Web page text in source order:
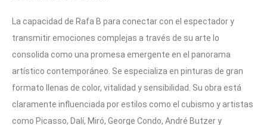
La capacidad de Rafa B para conectar con el espectador y
transmitir emociones complejas a través de su arte lo
consolida como una promesa emergente en el panorama
artístico contemporáneo. Se especializa en pinturas de gran
formato llenas de color, vitalidad y sensibilidad. Su obra está
claramente influenciada por estilos como el cubismo y artistas
como Picasso, Dalí, Miró, George Condo, André Butzer y